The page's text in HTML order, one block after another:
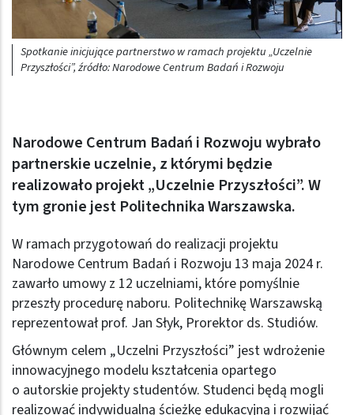
Spotkanie inicjujące partnerstwo w ramach projektu „Uczelnie
Przyszłości”, źródło: Narodowe Centrum Badań i Rozwoju
Narodowe Centrum Badań i Rozwoju wybrało
partnerskie uczelnie, z którymi będzie
realizowało projekt „Uczelnie Przyszłości”. W
tym gronie jest Politechnika Warszawska.
W ramach przygotowań do realizacji projektu
Narodowe Centrum Badań i Rozwoju 13 maja 2024 r.
zawarło umowy z 12 uczelniami, które pomyślnie
przeszły procedurę naboru. Politechnikę Warszawską
reprezentował prof. Jan Słyk, Prorektor ds. Studiów.
Głównym celem „Uczelni Przyszłości” jest wdrożenie
innowacyjnego modelu kształcenia opartego
o autorskie projekty studentów. Studenci będą mogli
realizować indywidualną ścieżkę edukacyjną i rozwijać